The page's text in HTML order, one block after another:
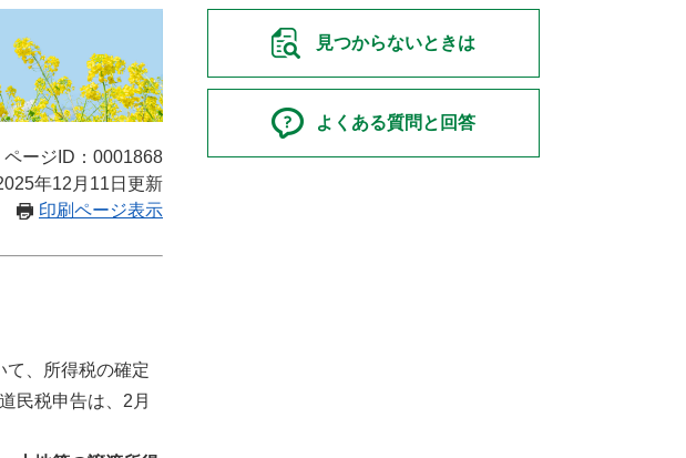
ページID：0001868
年12月11日更新
印刷ページ表示
、所得税の確定
民税申告は、2月
見つからないときは
よくある質問と回答